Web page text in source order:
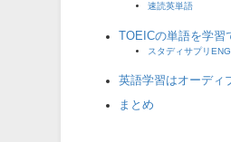
速読英単語
TOEICの単語を学習
スタディサプリ
英語学習はオーディ
まとめ